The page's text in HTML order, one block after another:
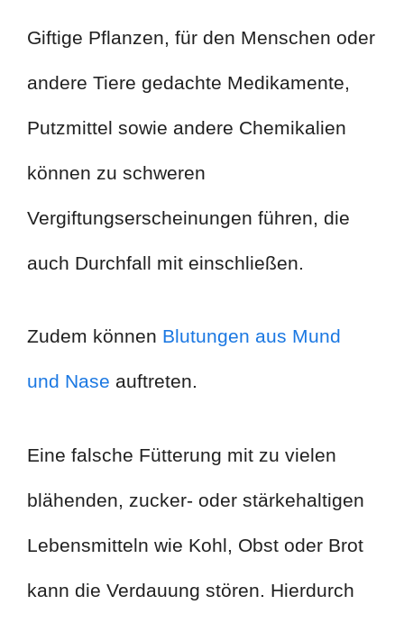
Giftige Pflanzen, für den Menschen oder
andere Tiere gedachte Medikamente,
Putzmittel sowie andere Chemikalien
können zu schweren
Vergiftungserscheinungen führen, die
auch Durchfall mit einschließen.
Zudem können Blutungen aus Mund
und Nase auftreten.
Eine falsche Fütterung mit zu vielen
blähenden, zucker- oder stärkehaltigen
Lebensmitteln wie Kohl, Obst oder Brot
kann die Verdauung stören. Hierdurch